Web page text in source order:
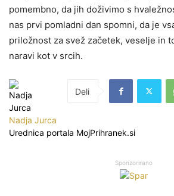
pomembno, da jih doživimo s
nas prvi pomladni dan spomni, da je
priložnost za svež začetek, veselje in
naravi kot v srcih.
Nadja Jurca
Urednica portala MojPrihranek.si
Sponzorirano